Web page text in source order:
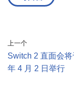
上一个
Switch 2 直面会
年 4 月 2 日举行